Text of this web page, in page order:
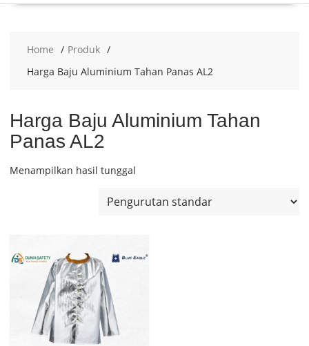
Home
Produk
Harga Baju Aluminium Tahan Panas AL2
Harga Baju Aluminium Tahan
Panas AL2
Menampilkan hasil tunggal